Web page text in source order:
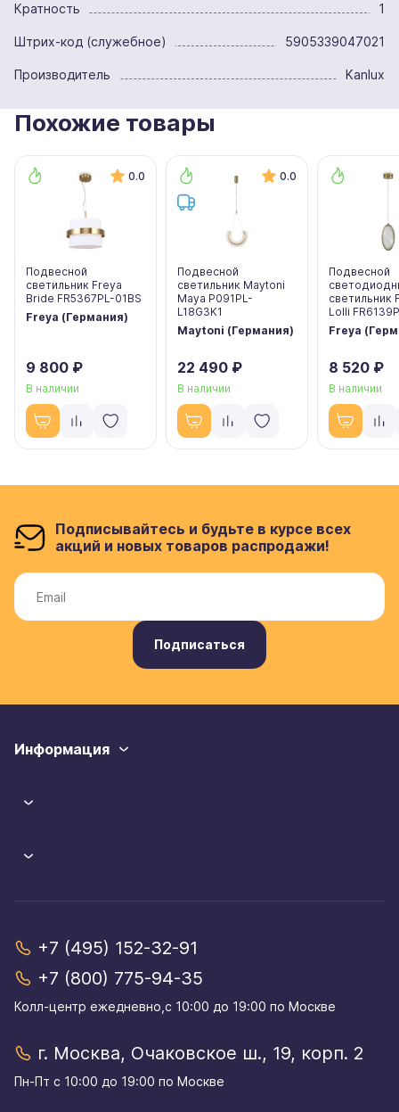
Кратность 1
Штрих-код (служебное) 5905339047021
Производитель Kanlux
Похожие товары
0.0
Подвесной
светильник Freya
Bride FR5367PL-01BS
Freya (Германия)
9 800 ₽
В наличии
0.0
Подвесной
светильник Maytoni
Maya P091PL-
L18G3K1
Maytoni (Германия)
22 490 ₽
В наличии
Подвесной
светильник
Lolli
Freya
8 520 ₽
В наличии
Подписывайтесь и будьте в курсе всех
акций и новых товаров распродажи!
Подписаться
Информация
+7 (495) 152-32-91
+7 (800) 775-94-35
Колл-центр eжедневно,с 10:00 до 19:00 по Москве
г. Москва, Очаковское ш., 19, корп. 2
Пн-Пт с 10:00 до 19:00 по Москве